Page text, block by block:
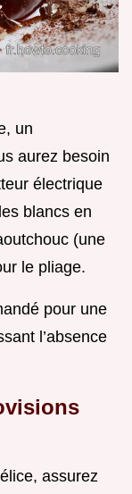
un
aurez besoin
électrique
blancs en
(une
le pliage.
pour une
l’absence
assurez